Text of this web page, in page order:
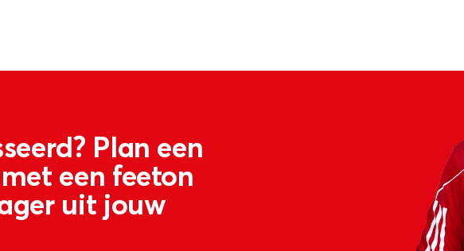
Plan een
een feeton
uit jouw